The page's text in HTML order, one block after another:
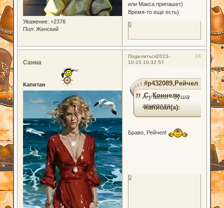
Уважение: +2376
Пол: Женский
или Макса припашет)
Время-то еще есть)
0
Поделиться 18
2023-
10-15 10:32:57
Санна
Капитан
#p432089,Рейчел
С. Коннели
написал(а):
А у меня - душа
генерала,
Браво, Рейчел!
0